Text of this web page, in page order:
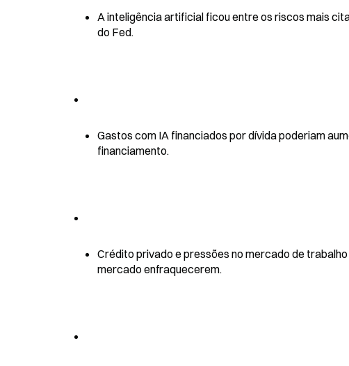
A inteligência artificial ficou entre os riscos mais
do Fed.
Gastos com IA financiados por dívida poderiam
financiamento.
Crédito privado e pressões no mercado de
mercado enfraquecerem.